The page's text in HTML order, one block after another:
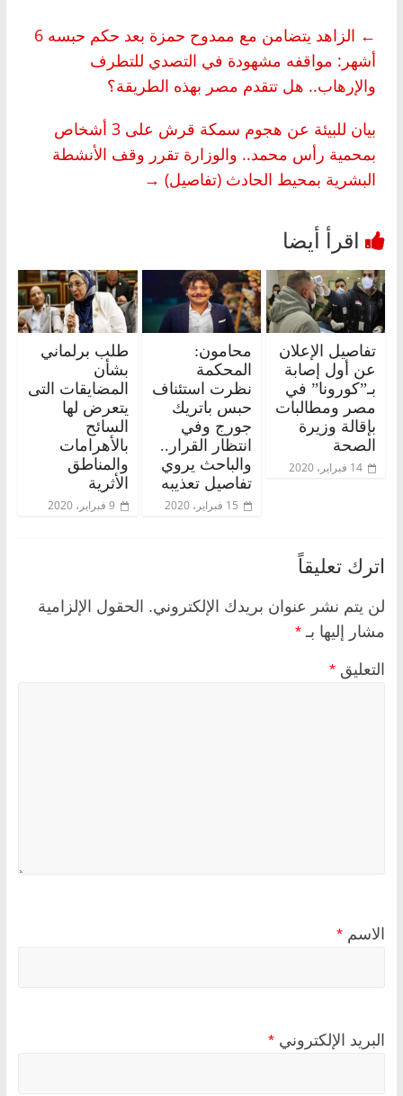
←
الزاهد يتضامن مع ممدوح حمزة بعد حكم حبسه 6
أشهر: مواقفه مشهودة في التصدي للتطرف
والإرهاب.. هل تتقدم مصر بهذه الطريقة؟
بيان للبيئة عن هجوم سمكة قرش على 3 أشخاص
بمحمية رأس محمد.. والوزارة تقرر وقف الأنشطة
البشرية بمحيط الحادث (تفاصيل) →
تفاصيل الإعلان
عن أول إصابة
بـ”كورونا” في
مصر ومطالبات
بإقالة وزيرة
الصحة
14 فبراير، 2020
محامون:
المحكمة
نظرت استئناف
حبس باتريك
جورج وفي
انتظار القرار..
والباحث يروي
تفاصيل تعذيبه
15 فبراير، 2020
طلب برلماني
بشأن
المضايقات التى
يتعرض لها
السائح
بالأهرامات
والمناطق
الأثرية
9 فبراير، 2020
اترك تعليقاً
لن يتم نشر عنوان بريدك الإلكتروني. الحقول الإلزامية
مشار إليها بـ *
التعليق *
الاسم *
البريد الإلكتروني *